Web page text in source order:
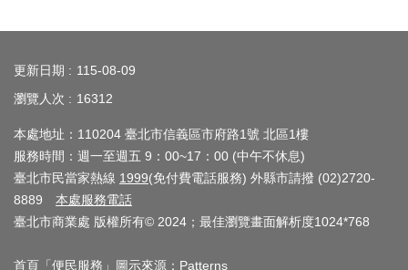
司
及
商
業
登
記
更新日期
115-08-09
瀏覽人次
16312
本處地址：110204 臺北市信義區市府路1號 北區1樓
服務時間：週一至週五 9：00~17：00 (中午不休息)
臺北市民當家熱線 1999(免付費電話服務) 外縣市請撥 (02)2720-
8889 本處服務電話
臺北市商業處 版權所有© 2024；最佳瀏覽畫面解析度1024*768
首頁「便民服務」圖示來源：Patterns